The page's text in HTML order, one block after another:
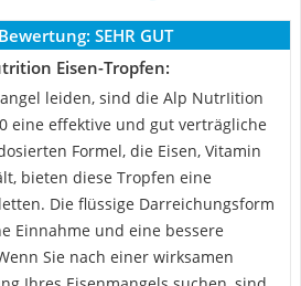
SEHR GUT
Eisen-Tropfen:
leiden, sind die Alp NutrIition
eine effektive und gut verträgliche
Formel, die Eisen, Vitamin
bieten diese Tropfen eine
Die flüssige Darreichungsform
Einnahme und eine bessere
Sie nach einer wirksamen